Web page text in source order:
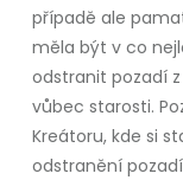
případě ale
měla být v co
odstranit pozadí
vůbec starosti.
Kreátoru, kde si
odstranění